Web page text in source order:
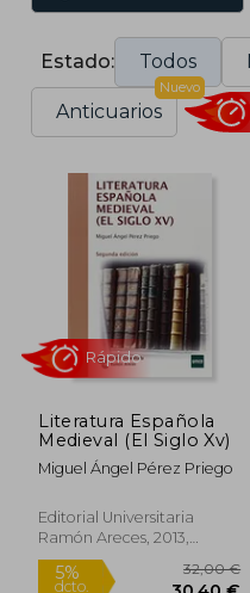
Estado: Todos
Anticuarios
Nuevo
Literatura Española
Medieval (El Siglo Xv)
Miguel Ángel Pérez Priego
Editorial Universitaria
Ramón Areces, 2013,
Nuevo